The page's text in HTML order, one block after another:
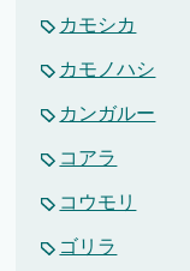
カモシカ
カモノハシ
カンガルー
コアラ
コウモリ
ゴリラ